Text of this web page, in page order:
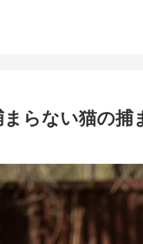
らない猫の